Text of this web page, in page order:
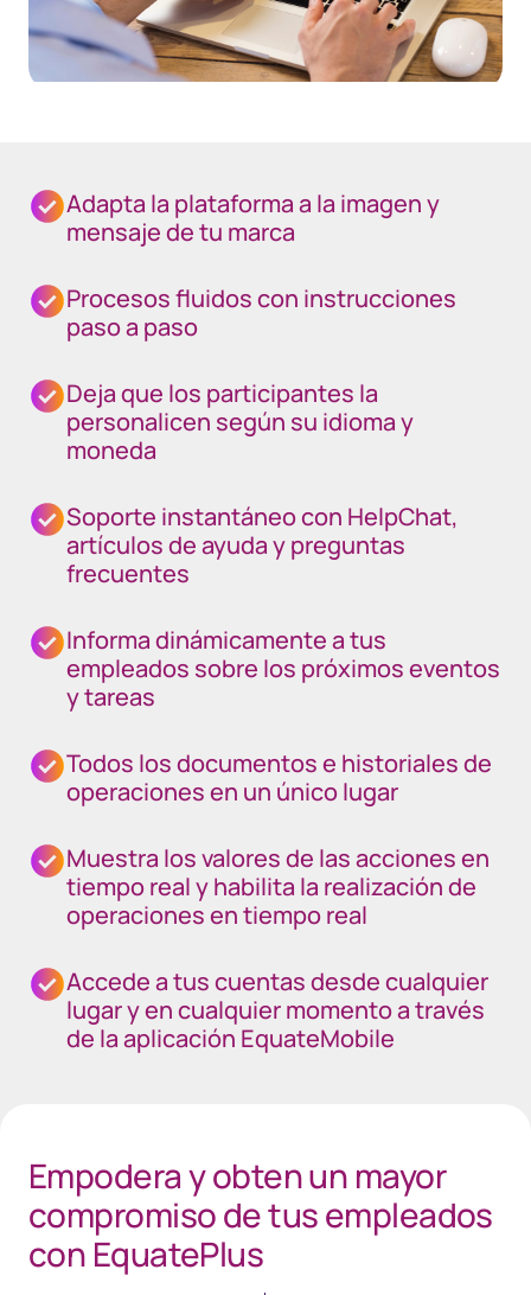
Adapta la plataforma a la imagen y
mensaje de tu marca
Procesos fluidos con instrucciones
paso a paso
Deja que los participantes la
personalicen según su idioma y
moneda
Soporte instantáneo con HelpChat,
artículos de ayuda y preguntas
frecuentes
Informa dinámicamente a tus
empleados sobre los próximos eventos
y tareas
Todos los documentos e historiales de
operaciones en un único lugar
Muestra los valores de las acciones en
tiempo real y habilita la realización de
operaciones en tiempo real
Accede a tus cuentas desde cualquier
lugar y en cualquier momento a través
de la aplicación EquateMobile
Empodera y obten un mayor
compromiso de tus empleados
con EquatePlus